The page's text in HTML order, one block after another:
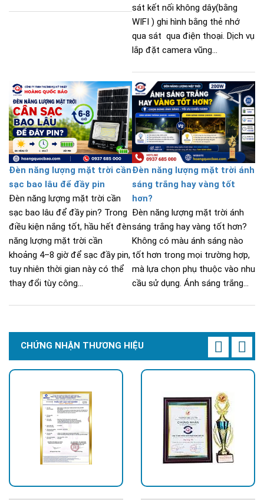
sát kết nối không dây(bằng
WIFI ) ghi hình bằng thẻ nhớ
qua sát qua điện thoại. Dịch vụ
lắp đặt camera vũng...
Đèn năng lượng mặt trời cần
sạc bao lâu để đầy pin
Đèn năng lượng mặt trời cần
sạc bao lâu để đầy pin? Trong
điều kiện nắng tốt, hầu hết đèn
năng lượng mặt trời cần
khoảng 4–8 giờ để sạc đầy pin,
tuy nhiên thời gian này có thể
thay đổi tùy công...
Đèn năng lượng mặt trời ánh
sáng trắng hay vàng tốt
hơn?
Đèn năng lượng mặt trời ánh
sáng trắng hay vàng tốt hơn?
Không có màu ánh sáng nào
tốt hơn trong mọi trường hợp,
mà lựa chọn phụ thuộc vào nhu
cầu sử dụng. Ánh sáng trắng...
CHỨNG NHẬN THƯƠNG HIỆU